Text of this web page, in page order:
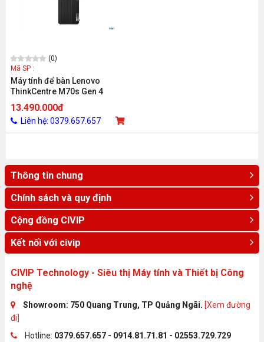
(0)
Mã SP :
Máy tính để bàn Lenovo
ThinkCentre M70s Gen 4
12DN000GVA (i5-13400/ UHD
730/ Ram 8GB/ 256GB SSD/
1Y)
13.490.000đ
Liên hệ: 0379.657.657
Thông tin chung
Chính sách và quy định
Cộng đồng CIVIP
Kết nối với civip
CIVIP Technology - Siêu thị Máy tính và Thiết bị Công
nghệ
Showroom: 750 Quang Trung, TP Quảng Ngãi. [Xem đường
đi]
Hotline: 0379.657.657 - 0914.81.71.81 - 02553.729.729